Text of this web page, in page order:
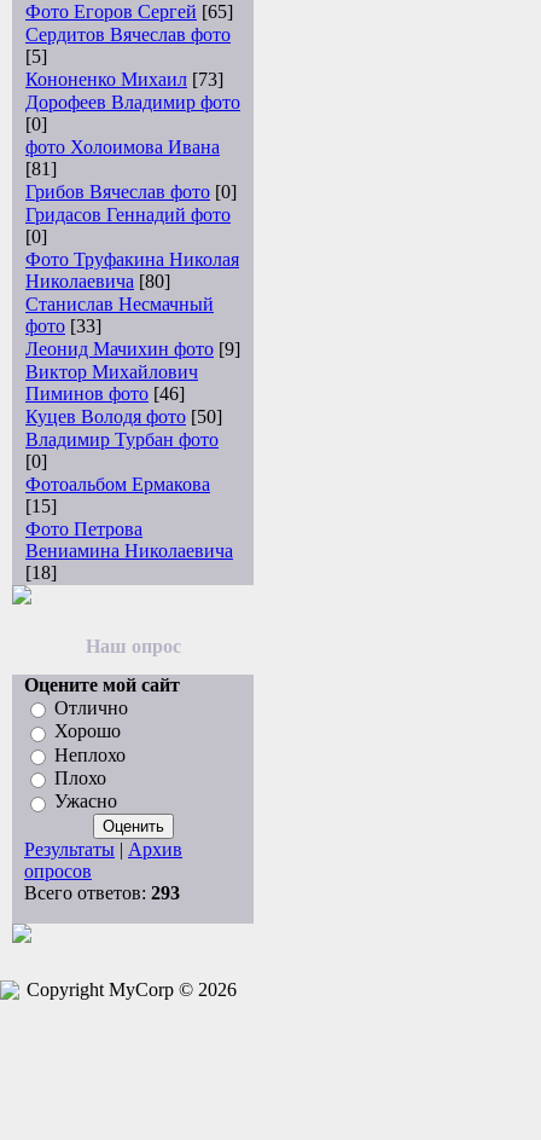
Фото Егоров Сергей [65]
Сердитов Вячеслав фото
[5]
Кононенко Михаил [73]
Дорофеев Владимир фото
[0]
фото Холоимова Ивана
[81]
Грибов Вячеслав фото [0]
Гридасов Геннадий фото
[0]
Фото Труфакина Николая
Николаевича [80]
Станислав Несмачный
фото [33]
Леонид Мачихин фото [9]
Виктор Михайлович
Пиминов фото [46]
Куцев Володя фото [50]
Владимир Турбан фото
[0]
Фотоальбом Ермакова
[15]
Фото Петрова
Вениамина Николаевича
[18]
Наш опрос
Оцените мой сайт
Отлично
Хорошо
Неплохо
Плохо
Ужасно
Результаты | Архив
опросов
Всего ответов: 293
Copyright MyCorp © 2026